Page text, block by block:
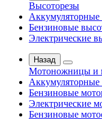
Высоторезы
Аккумуляторные
Бензиновые
Электрические
Назад
Мотоножницы и
Бензиновые
Электрические
Бензиновые